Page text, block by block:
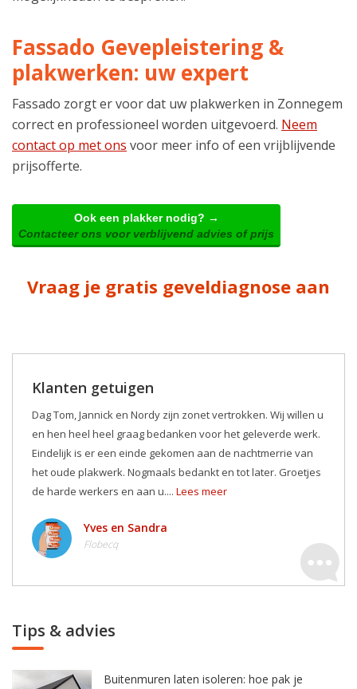
Fassado Gevepleistering &
plakwerken: uw expert
Fassado zorgt er voor dat uw plakwerken in Zonnegem
correct en professioneel worden uitgevoerd. Neem
contact op met ons voor meer info of een vrijblijvende
prijsofferte.
Ook een plakker nodig? →
Contacteer ons voor verblijvend advies of prijs
Vraag je gratis geveldiagnose aan
Klanten getuigen
Dag Tom, Jannick en Nordy zijn zonet vertrokken. Wij willen u
en hen heel heel graag bedanken voor het geleverde werk.
Eindelijk is er een einde gekomen aan de nachtmerrie van
het oude plakwerk. Nogmaals bedankt en tot later. Groetjes
de harde werkers en aan u.... Lees meer
Yves en Sandra
Flobecq
Tips & advies
Buitenmuren laten isoleren: hoe pak je